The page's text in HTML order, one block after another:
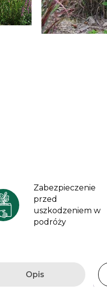
Zabezpieczenie
przed
uszkodzeniem w
podróży
Opis